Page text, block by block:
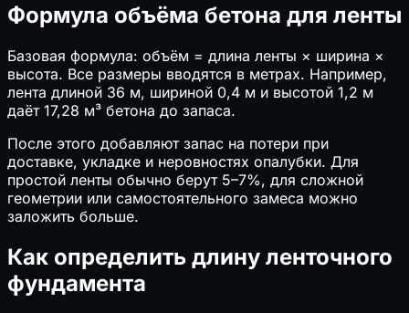
Формула объёма бетона для ленты
Базовая формула: объём = длина ленты × ширина ×
высота. Все размеры вводятся в метрах. Например,
лента длиной 36 м, шириной 0,4 м и высотой 1,2 м
даёт 17,28 м³ бетона до запаса.
После этого добавляют запас на потери при
доставке, укладке и неровностях опалубки. Для
простой ленты обычно берут 5–7%, для сложной
геометрии или самостоятельного замеса можно
заложить больше.
Как определить длину ленточного
фундамента